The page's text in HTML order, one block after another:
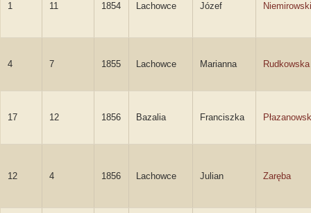
1 11 1854 Lachowce Józef Niemirowski
4 7 1855 Lachowce Marianna Rudkowska
17 12 1856 Bazalia Franciszka
12 4 1856 Lachowce Julian Zaręba